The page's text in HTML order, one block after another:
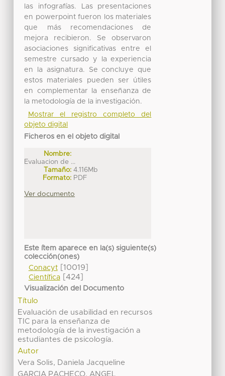
las infografías. Las presentaciones
en powerpoint fueron los materiales
que más recomendaciones de
mejora recibieron. Se observaron
asociaciones significativas entre el
semestre cursado y la experiencia
en la asignatura. Se concluye que
estos materiales pueden ser útiles
en complementar la enseñanza de
la metodología de la investigación.
Mostrar el registro completo del
objeto digital
Ficheros en el objeto digital
Nombre:
Evaluacion de ...
Tamaño: 4.116Mb
Formato: PDF
Ver documento
Este ítem aparece en la(s) siguiente(s)
colección(ones)
Conacyt[10019]
Científica[424]
Visualización del Documento
Título
Evaluación de usabilidad en recursos
TIC para la enseñanza de
metodología de la investigación a
estudiantes de psicología.
Autor
Vera Solis, Daniela Jacqueline
GARCIA PACHECO, ANGEL